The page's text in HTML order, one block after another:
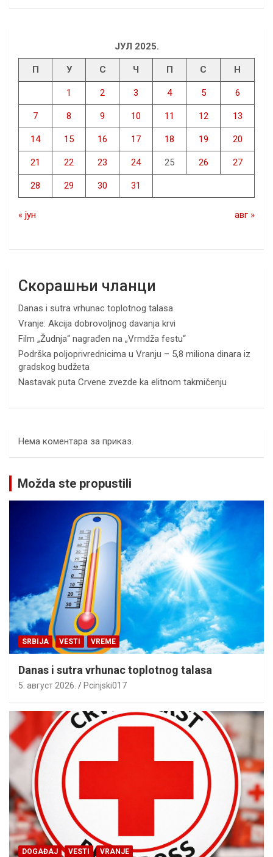
ЈУЛ 2025.
П У С Ч П С Н
1 2 3 4 5 6
7 8 9 10 11 12 13
14 15 16 17 18 19 20
21 22 23 24 25 26 27
28 29 30 31
« јун авг »
Скорашњи чланци
Danas i sutra vrhunac toplotnog talasa
Vranje: Akcija dobrovoljnog davanja krvi
Film „Žudnja“ nagrađen na „Vrmdža festu“
Podrška poljoprivrednicima u Vranju – 5,8 miliona dinara iz
gradskog budžeta
Nastavak puta Crvene zvezde ka elitnom takmičenju
Нема коментара за приказ.
Možda ste propustili
SRBIJA VESTI VREME
Danas i sutra vrhunac toplotnog talasa
5. август 2026. Pcinjski017
DOGAĐAJ VESTI VRANJE